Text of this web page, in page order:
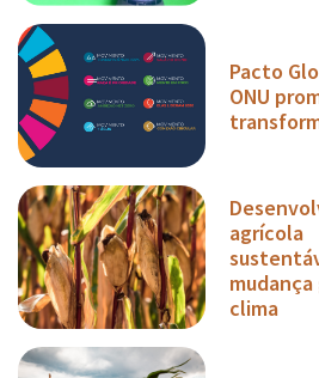
Pacto
ONU
agrícola
clima